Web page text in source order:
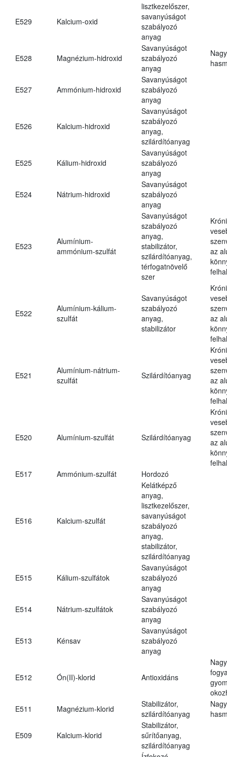
E529 Kalcium-oxid
lisztkezelőszer,
savanyúságot
szabályozó
anyag
E528 Magnézium-hidroxid
Savanyúságot
szabályozó
anyag
E527 Ammónium-hidroxid
Savanyúságot
szabályozó
anyag
E526 Kalcium-hidroxid
Savanyúságot
szabályozó
anyag,
szilárdítóanyag
E525 Kálium-hidroxid
Savanyúságot
szabályozó
anyag
E524 Nátrium-hidroxid
Savanyúságot
szabályozó
anyag
E523
Alumínium-
ammónium-szulfát
Savanyúságot
szabályozó
anyag,
stabilizátor,
szilárdítóanyag,
térfogatnövelő
szer
az
E522
Alumínium-kálium-
szulfát
Savanyúságot
szabályozó
anyag,
stabilizátor
az
E521
Alumínium-nátrium-
szulfát
Szilárdítóanyag
az
E520 Alumínium-szulfát Szilárdítóanyag
az
E517
Ammónium-szulfát Hordozó
E516 Kalcium-szulfát
Kelátképző
anyag,
lisztkezelőszer,
savanyúságot
szabályozó
anyag,
stabilizátor,
szilárdítóanyag
E515 Kálium-szulfátok
Savanyúságot
szabályozó
anyag
E514 Nátrium-szulfátok
Savanyúságot
szabályozó
anyag
E513 Kénsav
Savanyúságot
szabályozó
anyag
E512 Ón(II)-klorid Antioxidáns
E511
Magnézium-klorid
Stabilizátor,
szilárdítóanyag
E509 Kalcium-klorid
Stabilizátor,
sűrítőanyag,
szilárdítóanyag